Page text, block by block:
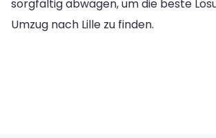
sorgfältig abwägen, um die beste
Umzug nach Lille zu finden.